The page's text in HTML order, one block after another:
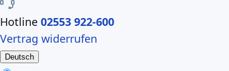
Hotline 02553 922-600
Vertrag widerrufen
Deutsch